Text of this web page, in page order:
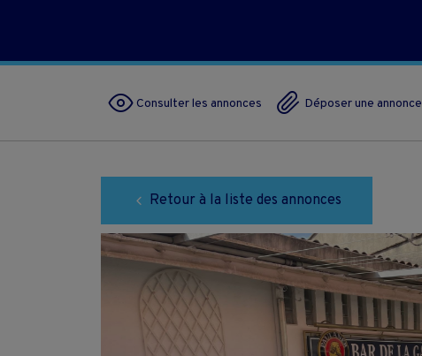
Consulter les annonces Déposer une annonce
Retour à la liste des annonces